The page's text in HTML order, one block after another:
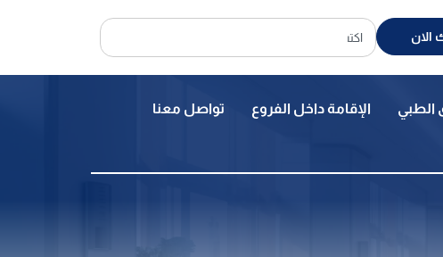
الان
الطبي الإقامة داخل الفروع تواصل معنا